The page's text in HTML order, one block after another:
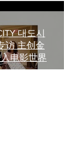
대도시
访 主创金
电影世界